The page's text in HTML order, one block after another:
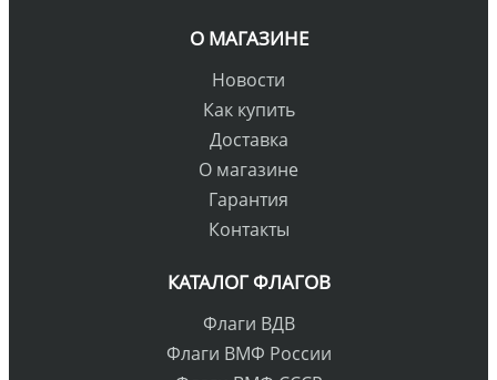
О МАГАЗИНЕ
Новости
Как купить
Доставка
О магазине
Гарантия
Контакты
КАТАЛОГ ФЛАГОВ
Флаги ВДВ
Флаги ВМФ России